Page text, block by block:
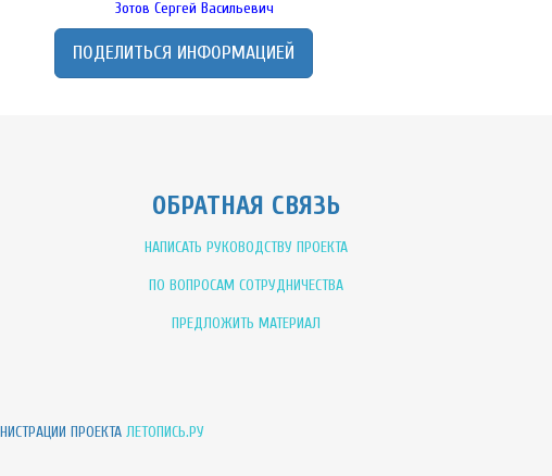
Зотов Сергей Васильевич
ПОДЕЛИТЬСЯ ИНФОРМАЦИЕЙ
ОБРАТНАЯ СВЯЗЬ
НАПИСАТЬ РУКОВОДСТВУ ПРОЕКТА
ПО ВОПРОСАМ СОТРУДНИЧЕСТВА
ПРЕДЛОЖИТЬ МАТЕРИАЛ
ПРОЕКТА ЛЕТОПИСЬ.РУ